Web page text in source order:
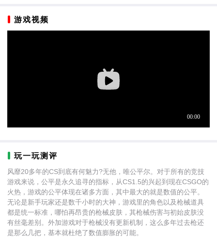
游戏视频
玩一玩测评
风靡20多年的CS到底有何魅力?无他，唯公平尔。对于所有的竞技
游戏来说，公平是永久追寻的指标，从CS1.5的兴起到现在CSGO的
火热，游戏的公平体现在诸多方面，其中最大的就是数值的公平。
无论是新手玩家还是数千小时的大神，游戏里的角色以及枪械道具
都是统一标准，哪怕再昂贵的枪械皮肤，其枪械伤害与初始皮肤没
有丝毫差别。外加游戏对于枪械没有更新机制，这么多年过去枪还
是那么几把，基本就杜绝了数值膨胀的可能。